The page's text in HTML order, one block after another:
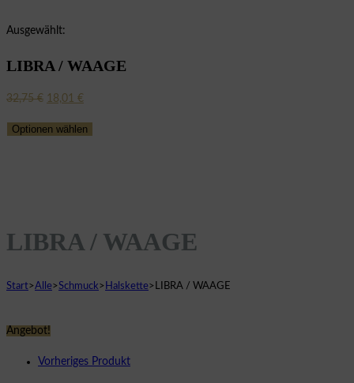
Ausgewählt:
LIBRA / WAAGE
32,75€ Ursprünglicher
war:
18,01 €Aktueller
ist:
Optionen wählen
LIBRA / WAAGE
Start>Alle>Schmuck> Halskette> LIBRA / WAAGE
Angebot!
Vorheriges Produkt